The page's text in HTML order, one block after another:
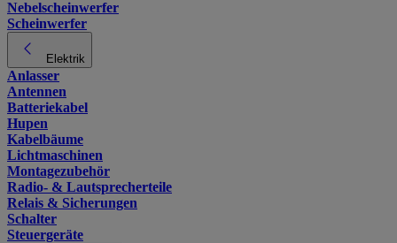
Nebelscheinwerfer
Scheinwerfer
Elektrik
Anlasser
Antennen
Batteriekabel
Hupen
Kabelbäume
Lichtmaschinen
Montagezubehör
Radio- & Lautsprecherteile
Relais & Sicherungen
Schalter
Steuergeräte